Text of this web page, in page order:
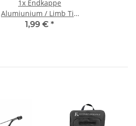
1x Endkappe
Alumiunium / Limb Tip
für Revo 7 120lbs -
1,99 € *